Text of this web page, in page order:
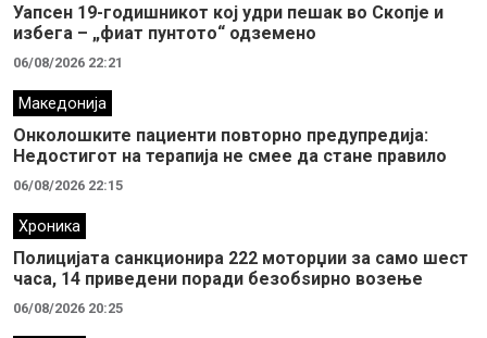
Уапсен 19-годишникот кој удри пешак во Скопје и
избега – „фиат пунтото“ одземено
06/08/2026 22:21
Македонија
Онколошките пациенти повторно предупредија:
Недостигот на терапија не смее да стане правило
06/08/2026 22:15
Хроника
Полицијата санкционира 222 моторџии за само шест
часа, 14 приведени поради безобѕирно возење
06/08/2026 20:25